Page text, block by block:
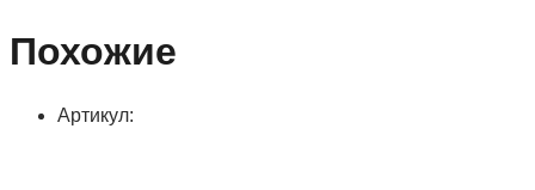
Похожие
Артикул: